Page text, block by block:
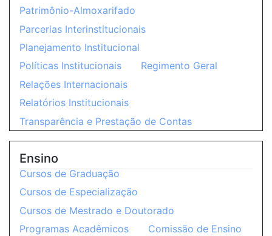
Patrimônio-Almoxarifado
Parcerias Interinstitucionais
Planejamento Institucional
Políticas Institucionais
Regimento Geral
Relações Internacionais
Relatórios Institucionais
Transparência e Prestação de Contas
Ensino
Cursos de Graduação
Cursos de Especialização
Cursos de Mestrado e Doutorado
Programas Acadêmicos
Comissão de Ensino